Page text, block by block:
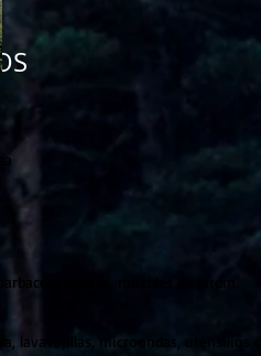
barbacoa, terraza, muebles de jardín.
lavavajillas, microondas, utensilios de